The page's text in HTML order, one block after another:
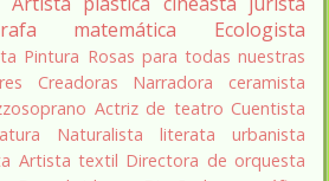
matemática
Ecologista
Pintura Rosas para todas nuestras
Creadoras Narradora
ceramista
Actriz de teatro Cuentista
Naturalista literata
urbanista
Artista textil Directora de orquesta